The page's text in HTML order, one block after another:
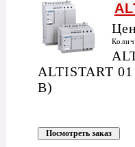
ALTISTART
В)